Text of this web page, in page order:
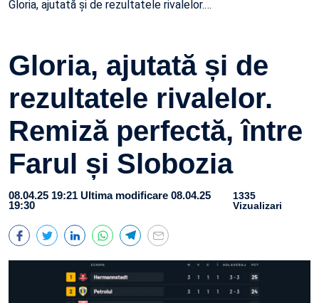
Gloria, ajutată și de rezultatele rivalelor.…
Gloria, ajutată și de
rezultatele rivalelor.
Remiză perfectă, între
Farul și Slobozia
08.04.25 19:21 Ultima modificare 08.04.25
19:30
1335
Vizualizari